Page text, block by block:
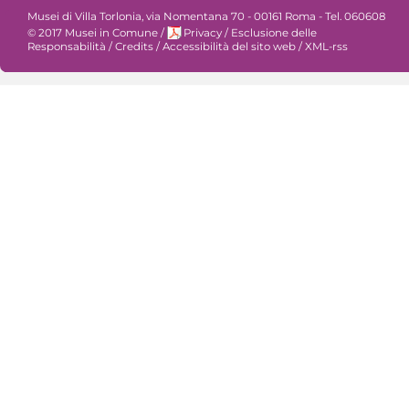
Musei di Villa Torlonia, via Nomentana 70 - 00161 Roma - Tel. 060608
© 2017 Musei in Comune / Privacy / Esclusione delle
Responsabilità / Credits / Accessibilità del sito web / XML-rss